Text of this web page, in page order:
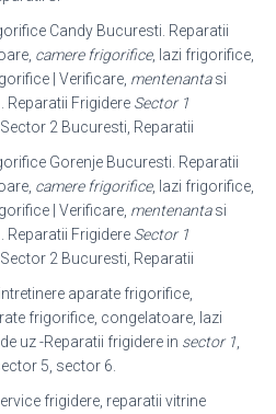
Candy Bucuresti. Reparatii
camere frigorifice, lazi frigorifice,
| Verificare, mentenantasi
Reparatii Frigidere Sector 1
2 Bucuresti, Reparatii
Gorenje Bucuresti. Reparatii
camere frigorifice, lazi frigorifice,
| Verificare, mentenantasi
Reparatii Frigidere Sector 1
2 Bucuresti, Reparatii
aparate frigorifice,
frigorifice, congelatoare, lazi
uz -Reparatii frigidere in sector 1
5, sector 6.
frigidere, reparatii vitrine